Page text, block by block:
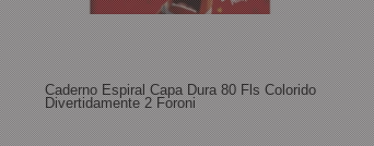
Caderno Espiral Capa Dura 80 Fls Colorido
Divertidamente 2 Foroni